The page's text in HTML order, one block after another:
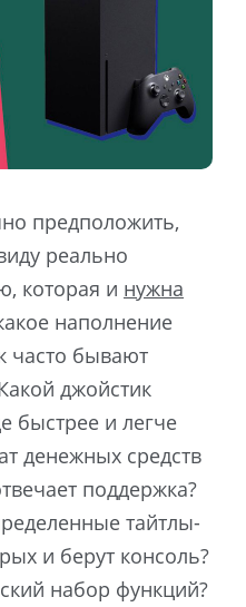
предположить,
реально
которая и нужна
наполнение
часто бывают
джойстик
быстрее и легче
денежных средств
поддержка?
тайтлы-
и берут консоль?
набор функций?